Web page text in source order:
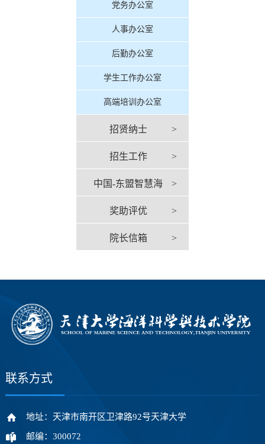
党务办公室
人事办公室
后勤办公室
学生工作办公室
高端培训办公室
招贤纳士 >
招生工作 >
中国-东盟智慧海
洋中心
>
奖助评优 >
院长信箱 >
联系方式
地址：天津市南开区卫津路92号天津大学
邮编：300072